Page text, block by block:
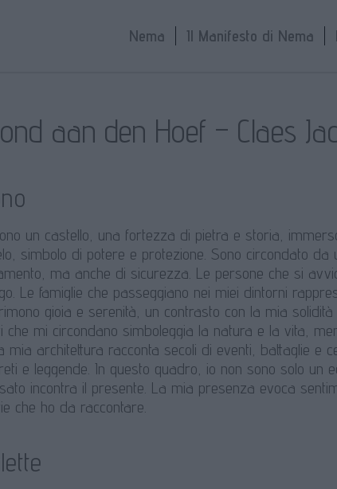
Nema Il Manifesto di Nema
aan den Hoef – Claes
un castello, una fortezza di pietra e storia,
simbolo di potere e protezione. Sono circondato
ma anche di sicurezza. Le persone che si
Le famiglie che passeggiano nei miei dintorni
gioia e serenità, un contrasto con la mia
che mi circondano simboleggia la natura e la vita,
mia architettura racconta secoli di eventi, battaglie e
e leggende. In questo quadro, io non sono solo un
incontra il presente. La mia presenza evoca
che ho da raccontare.